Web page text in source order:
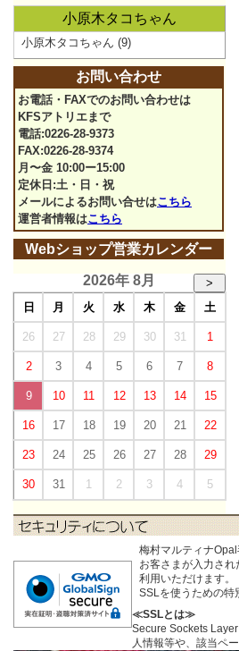
小原木タコちゃん
小原木タコちゃん (9)
お問い合わせ
お電話・FAXでのお問い合わせは
KFSアトリエまで
電話:0226-28-9373
FAX:0226-28-9374
月〜金 10:00ー15:00
定休日:土・日・祝
メールによるお問い合せはこちら
運営者情報はこちら
Webショップ営業カレンダー
2026年 8月
>
日
月 火 水 木 金 土
26 27 28 29 30 31 1
2 3 4 5 6 7 8
9 10 11 12 13 14 15
16 17 18 19 20 21 22
23 24 25 26 27 28 29
30 31 1 2 3 4 5
梅村マルティナ
お客さまが入力さ
利用いただけます。
SSLを使うための特
≪SSLとは≫
Secure Sockets
人情報等や、該当ペ